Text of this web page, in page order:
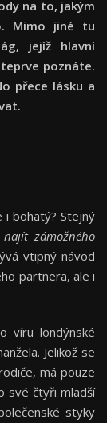
na to, jakým
Mimo jiné tu
jejíž hlavní
poznáte.
přece lásku a
i bohatý? Stejný
najít zámožného
vtipný návod
partnera, ale i
víru londýnské
Jelikož se
má pouze
své čtyři mladší
styky